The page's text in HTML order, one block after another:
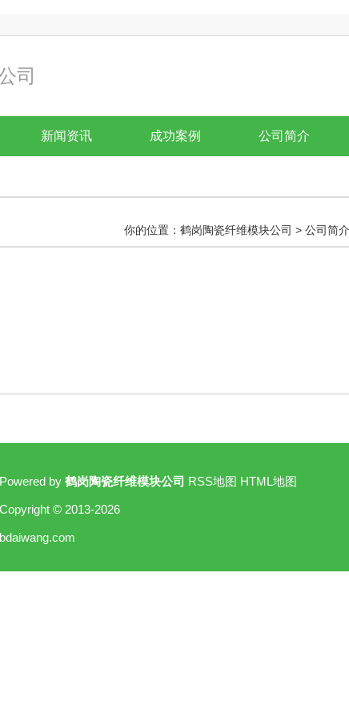
司
新闻资讯 成功案例 公司简介
你的位置： 鹤岗陶瓷纤维模块公司 > 公司简介
Powered by 鹤岗陶瓷纤维模块公司 RSS地图 HTML地图
Copyright © 2013-2026
bdaiwang.com